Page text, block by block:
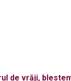
de vrăji,